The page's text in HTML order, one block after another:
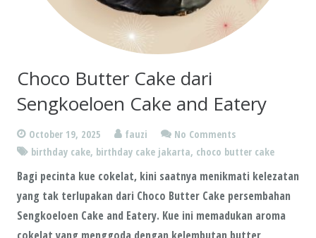
Choco Butter Cake dari
Sengkoeloen Cake and Eatery
October 19, 2025 fauzi
No Comments
birthday cake, birthday cake jakarta, choco butter cake
Bagi pecinta kue cokelat, kini saatnya menikmati kelezatan
yang tak terlupakan dari Choco Butter Cake persembahan
Sengkoeloen Cake and Eatery. Kue ini memadukan aroma